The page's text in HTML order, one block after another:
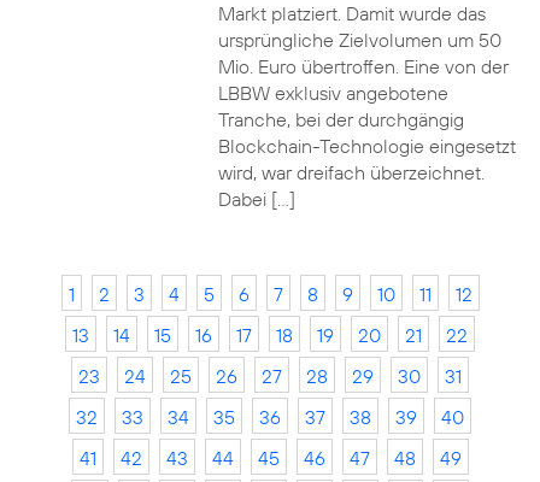
Markt platziert. Damit wurde das
ursprüngliche Zielvolumen um 50
Mio. Euro übertroffen. Eine von der
LBBW exklusiv angebotene
Tranche, bei der durchgängig
Blockchain-Technologie eingesetzt
wird, war dreifach überzeichnet.
Dabei […]
1 2 3 4 5 6 7 8 9 10 11
12
13
14 15 16 17 18 19 20 21
22
23
24 25 26 27 28 29 30
31
32
33 34 35 36 37 38 39
40
41
42 43 44 45 46 47 48
49